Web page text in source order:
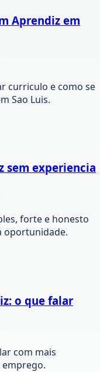
Aprendiz em
curriculo e como se
Sao Luis.
sem experiencia
forte e honesto
oportunidade.
o que falar
com mais